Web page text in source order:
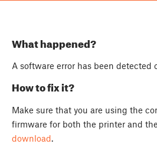
What happened?
A software error has been detected
How to fix it?
Make sure that you are using the
firmware for both the printer and
download.